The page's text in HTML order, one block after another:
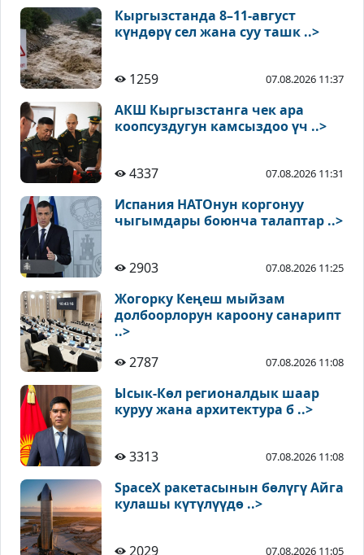
Кыргызстанда 8–11-август
күндөрү сел жана суу ташк ..>
1259 07.08.2026 11:37
АКШ Кыргызстанга чек ара
коопсуздугун камсыздоо үч ..>
4337 07.08.2026 11:31
Испания НАТОнун коргонуу
чыгымдары боюнча талаптар ..>
2903 07.08.2026 11:25
Жогорку Кеңеш мыйзам
долбоорлорун кароону санарипт
..>
2787
07.08.2026 11:08
Ысык-Көл регионалдык шаар
куруу жана архитектура б ..>
3313 07.08.2026 11:08
SpaceX ракетасынын бөлүгү Айга
кулашы күтүлүүдө ..>
2029 07.08.2026 11:05